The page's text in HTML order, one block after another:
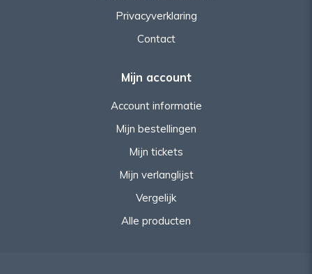
Privacyverklaring
Contact
Mijn account
Account informatie
Mijn bestellingen
Mijn tickets
Mijn verlanglijst
Vergelijk
Alle producten